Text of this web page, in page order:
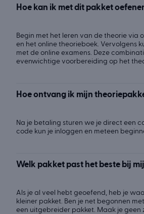
Hoe kan ik met dit pakket
Begin met het leren van de theorie via
en het online theorieboek. Vervolgens
met de online examens. Deze
evenwichtige voorbereiding op het
Hoe ontvang ik mijn
Na je betaling sturen we je direct een
code kun je inloggen en meteen
Welk pakket past het beste bij
Als je al veel hebt geoefend, heb je
kleiner pakket. Ben je net begonnen
een uitgebreider pakket. Maak je geen